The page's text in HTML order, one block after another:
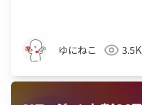
ゆにねこ 3.5K